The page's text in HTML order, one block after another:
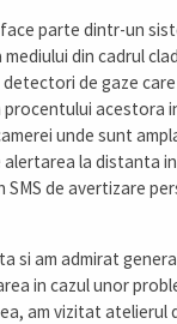
parte dintr-un
din cadrul
detectori de gaze
procentului acestora
unde sunt
la distanta
SMS de avertizare
si am admirat
in cazul unor
am vizitat atelierul